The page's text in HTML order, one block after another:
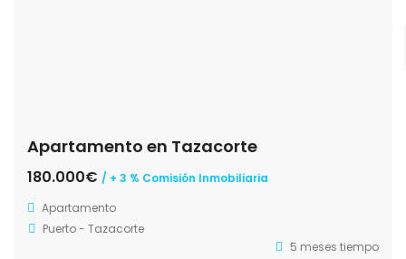
Apartamento en Tazacorte
180.000€ / + 3 % Comisión Inmobiliaria
Apartamento
Puerto - Tazacorte
5 meses tiempo